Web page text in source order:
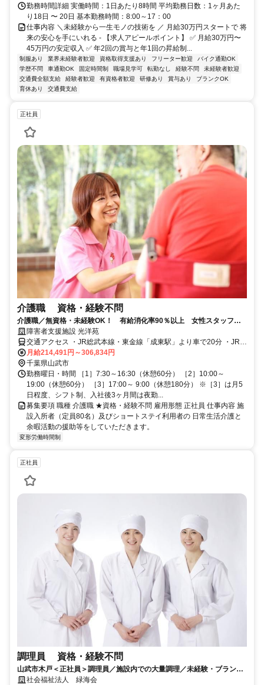
勤務時間詳細 実働時間：1日あたり8時間 平均勤務日数：1ヶ月あた
り18日 〜 20日 基本勤務時間：8:00～17：00
仕事内容 ＼未経験から一生モノの技術を ／ 月給30万円スタートで 将
来の安心を手にいれる - 【求人アピールポイント】 ✅ 月給30万円〜
45万円の安定収入 ✅ 年2回の賞与と年1回の昇給制...
制服あり 業界未経験者歓迎 資格取得支援あり フリーター歓迎
バイク通勤OK
学歴不問
車通勤OK 固定時間制 職場見学可 転勤なし 経験不問
未経験者歓迎
交通費全額支給
経験者歓迎 有資格者歓迎 研修あり 賞与あり
ブランクOK
育休あり
交通費支給
正社員
介護職 資格・経験不問
介護職／無資格・未経験OK！ 有給消化率90％以上 女性スタッフ活
躍中◎ 賞与は年4ヶ月分を支給！
障害者支援施設 光洋苑
交通アクセス ・JR総武本線・東金線「成東駅」より車で20分 ・JR成
東駅からフラワーバス「小松バス停」下車5分
月給214,491円～306,834円
千葉県山武市
勤務曜日・時間 ［1］7:30～16:30（休憩60分） ［2］10:00～
19:00（休憩60分） ［3］17:00～ 9:00（休憩180分） ※［3］は月5
日程度、シフト制、入社後3ヶ月間は夜勤...
募集要項 職種 介護職 ★資格・経験不問 雇用形態 正社員 仕事内容 施
設入所者（定員80名）及びショートステイ利用者の 日常生活介護と
余暇活動の援助等をしていただきます。
変形労働時間制
正社員
調理員 資格・経験不問
山武市木戸＜正社員＞調理員／施設内での大量調理／未経験・ブランク
OK／充実の待遇面
社会福祉法人 緑海会